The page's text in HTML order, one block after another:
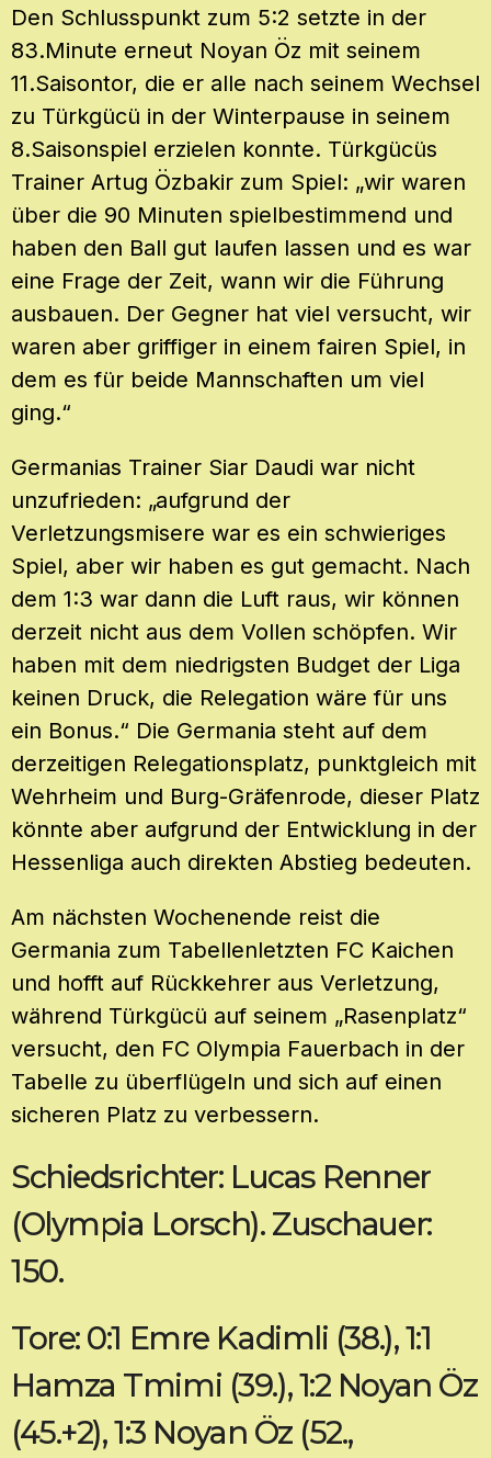
Den Schlusspunkt zum 5:2 setzte in der
83.Minute erneut Noyan Öz mit seinem
11.Saisontor, die er alle nach seinem Wechsel
zu Türkgücü in der Winterpause in seinem
8.Saisonspiel erzielen konnte. Türkgücüs
Trainer Artug Özbakir zum Spiel: „wir waren
über die 90 Minuten spielbestimmend und
haben den Ball gut laufen lassen und es war
eine Frage der Zeit, wann wir die Führung
ausbauen. Der Gegner hat viel versucht, wir
waren aber griffiger in einem fairen Spiel, in
dem es für beide Mannschaften um viel
ging.“
Germanias Trainer Siar Daudi war nicht
unzufrieden: „aufgrund der
Verletzungsmisere war es ein schwieriges
Spiel, aber wir haben es gut gemacht. Nach
dem 1:3 war dann die Luft raus, wir können
derzeit nicht aus dem Vollen schöpfen. Wir
haben mit dem niedrigsten Budget der Liga
keinen Druck, die Relegation wäre für uns
ein Bonus.“ Die Germania steht auf dem
derzeitigen Relegationsplatz, punktgleich mit
Wehrheim und Burg-Gräfenrode, dieser Platz
könnte aber aufgrund der Entwicklung in der
Hessenliga auch direkten Abstieg bedeuten.
Am nächsten Wochenende reist die
Germania zum Tabellenletzten FC Kaichen
und hofft auf Rückkehrer aus Verletzung,
während Türkgücü auf seinem „Rasenplatz“
versucht, den FC Olympia Fauerbach in der
Tabelle zu überflügeln und sich auf einen
sicheren Platz zu verbessern.
Schiedsrichter: Lucas Renner
(Olympia Lorsch). Zuschauer:
150.
Tore: 0:1 Emre Kadimli (38.), 1:1
Hamza Tmimi (39.), 1:2 Noyan Öz
(45.+2), 1:3 Noyan Öz (52.,